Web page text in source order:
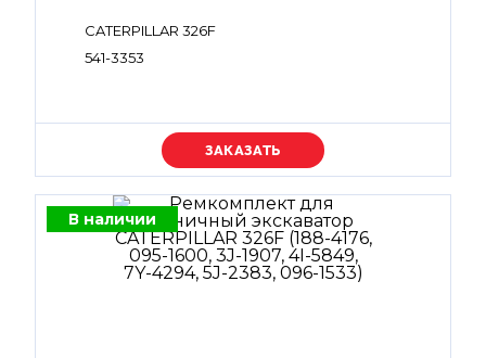
CATERPILLAR 326F
541-3353
Уточняйте цену
В наличии